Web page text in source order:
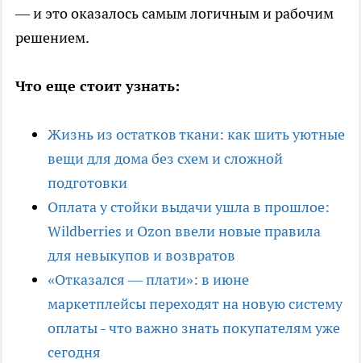
— и это оказалось самым логичным и рабочим
решением.
Что еще стоит узнать:
Жизнь из остатков ткани: как шить уютные
вещи для дома без схем и сложной
подготовки
Оплата у стойки выдачи ушла в прошлое:
Wildberries и Ozon ввели новые правила
для невыкупов и возвратов
«Отказался — плати»: в июне
маркетплейсы переходят на новую систему
оплаты - что важно знать покупателям уже
сегодня